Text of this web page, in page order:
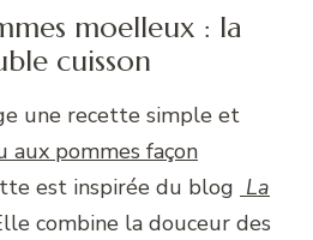
moelleux : la
cuisson
une recette simple et
aux pommes façon
est inspirée du blog La
combine la douceur des